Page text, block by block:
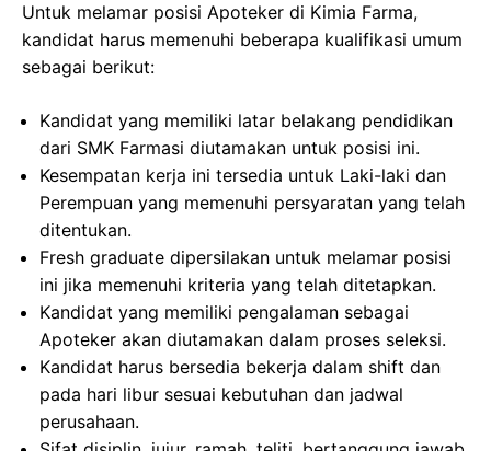
Untuk melamar posisi Apoteker di Kimia Farma,
kandidat harus memenuhi beberapa kualifikasi umum
sebagai berikut:
Kandidat yang memiliki latar belakang pendidikan
dari SMK Farmasi diutamakan untuk posisi ini.
Kesempatan kerja ini tersedia untuk Laki-laki dan
Perempuan yang memenuhi persyaratan yang telah
ditentukan.
Fresh graduate dipersilakan untuk melamar posisi
ini jika memenuhi kriteria yang telah ditetapkan.
Kandidat yang memiliki pengalaman sebagai
Apoteker akan diutamakan dalam proses seleksi.
Kandidat harus bersedia bekerja dalam shift dan
pada hari libur sesuai kebutuhan dan jadwal
perusahaan.